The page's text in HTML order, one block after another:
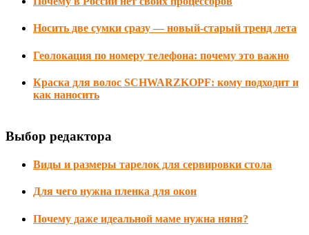
Носить две сумки сразу — новый-старый тренд лета
Геолокация по номеру телефона: почему это важно
Краска для волос SCHWARZKOPF: кому подходит и
как наносить
Выбор редактора
Виды и размеры тарелок для сервировки стола
Для чего нужна пленка для окон
Почему даже идеальной маме нужна няня?